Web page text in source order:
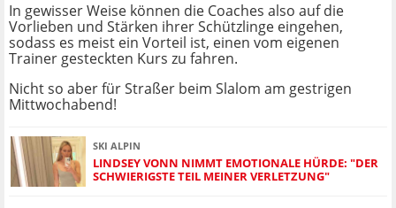
In gewisser Weise können die Coaches also auf die
Vorlieben und Stärken ihrer Schützlinge eingehen,
sodass es meist ein Vorteil ist, einen vom eigenen
Trainer gesteckten Kurs zu fahren.
Nicht so aber für Straßer beim Slalom am gestrigen
Mittwochabend!
SKI ALPIN
LINDSEY VONN NIMMT EMOTIONALE HÜRDE: "DER
SCHWIERIGSTE TEIL MEINER VERLETZUNG"